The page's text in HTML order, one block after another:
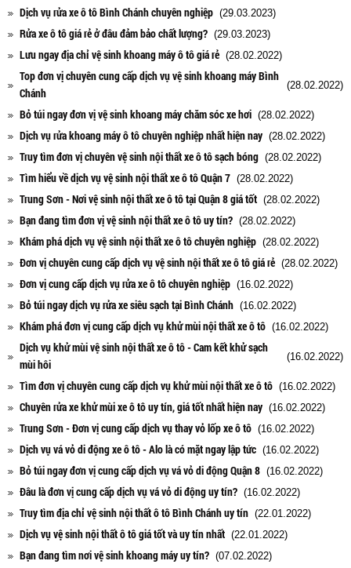
Dịch vụ rửa xe ô tô Bình Chánh chuyên nghiệp (29.03.2023)
Rửa xe ô tô giá rẻ ở đâu đảm bảo chất lượng? (29.03.2023)
Lưu ngay địa chỉ vệ sinh khoang máy ô tô giá rẻ (28.02.2022)
Top đơn vị chuyên cung cấp dịch vụ vệ sinh khoang máy Bình
Chánh
(28.02.2022)
Bỏ túi ngay đơn vị vệ sinh khoang máy chăm sóc xe hơi (28.02.2022)
Dịch vụ rửa khoang máy ô tô chuyên nghiệp nhất hiện nay (28.02.2022)
Truy tìm đơn vị chuyên vệ sinh nội thất xe ô tô sạch bóng (28.02.2022)
Tìm hiểu về dịch vụ vệ sinh nội thất xe ô tô Quận 7 (28.02.2022)
Trung Sơn - Nơi vệ sinh nội thất xe ô tô tại Quận 8 giá tốt (28.02.2022)
Bạn đang tìm đơn vị vệ sinh nội thất xe ô tô uy tín? (28.02.2022)
Khám phá dịch vụ vệ sinh nội thất xe ô tô chuyên nghiệp (28.02.2022)
Đơn vị chuyên cung cấp dịch vụ vệ sinh nội thất xe ô tô giá rẻ (28.02.2022)
Đơn vị cung cấp dịch vụ rửa xe ô tô chuyên nghiệp (16.02.2022)
Bỏ túi ngay dịch vụ rửa xe siêu sạch tại Bình Chánh (16.02.2022)
Khám phá đơn vị cung cấp dịch vụ khử mùi nội thất xe ô tô (16.02.2022)
Dịch vụ khử mùi vệ sinh nội thất xe ô tô - Cam kết khử sạch
mùi hôi
(16.02.2022)
Tìm đơn vị chuyên cung cấp dịch vụ khử mùi nội thất xe ô tô (16.02.2022)
Chuyên rửa xe khử mùi xe ô tô uy tín, giá tốt nhất hiện nay (16.02.2022)
Trung Sơn - Đơn vị cung cấp dịch vụ thay vỏ lốp xe ô tô (16.02.2022)
Dịch vụ vá vỏ di động xe ô tô - Alo là có mặt ngay lập tức (16.02.2022)
Bỏ túi ngay đơn vị cung cấp dịch vụ vá vỏ di động Quận 8 (16.02.2022)
Đâu là đơn vị cung cấp dịch vụ vá vỏ di động uy tín? (16.02.2022)
Truy tìm địa chỉ vệ sinh nội thất ô tô Bình Chánh uy tín (22.01.2022)
Dịch vụ vệ sinh nội thất ô tô giá tốt và uy tín nhất (22.01.2022)
Bạn đang tìm nơi vệ sinh khoang máy uy tín? (07.02.2022)